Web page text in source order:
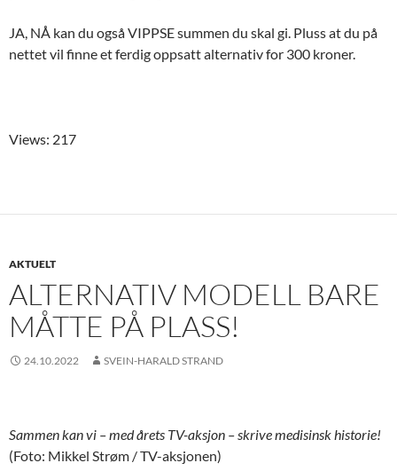
JA, NÅ kan du også VIPPSE summen du skal gi. Pluss at du på
nettet vil finne et ferdig oppsatt alternativ for 300 kroner.
Views: 217
AKTUELT
ALTERNATIV MODELL BARE
MÅTTE PÅ PLASS!
24.10.2022 SVEIN-HARALD STRAND
Sammen kan vi – med årets TV-aksjon – skrive medisinsk historie!
(Foto: Mikkel Strøm / TV-aksjonen)